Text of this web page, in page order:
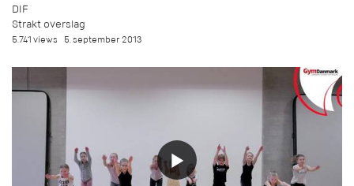
DIF
Strakt overslag
5.741 views 5. september 2013